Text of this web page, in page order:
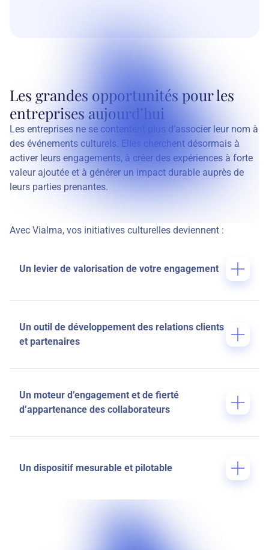
Les grandes opportunités pour les
entreprises aujourd’hui
Les entreprises ne se contentent plus d’associer leur nom à
des événements culturels. Elles cherchent désormais à
activer leurs engagements, à créer des expériences à forte
valeur ajoutée et à générer un impact durable auprès de
leurs parties prenantes.
Avec Vialma, vos initiatives culturelles deviennent :
Un levier de valorisation de votre engagement
prolongez vos partenariats au-delà de l’événement, en
vos publics cibles
Un outil de développement des relations clients
et partenaires
créez des moments privilégiés, différenciants et
marque
Un moteur d’engagement et de fierté
d’appartenance des collaborateurs
fédérez vos équipes autour d’une expérience
Un dispositif mesurable et pilotable
intégrez vos dispositifs culturels à vos campagnes de